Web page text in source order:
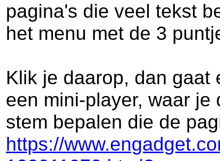
pagina's die veel tekst
het menu met de 3
Klik je daarop, dan gaat
een mini-player, waar
stem bepalen die de
https://